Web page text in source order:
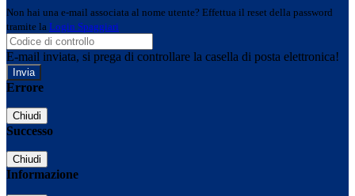
Non hai una e-mail associata al nome utente? Effettua il reset della password
tramite la Login Spaggiari
E-mail inviata, si prega di controllare la casella di posta elettronica!
Errore
Chiudi
Successo
Chiudi
Informazione